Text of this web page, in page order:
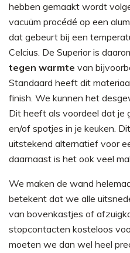
hebben gemaakt wordt
vacuüm procédé op een
dat gebeurt bij een
Celcius. De Superior is
tegen warmte van
Standaard heeft dit
finish. We kunnen het
Dit heeft als voordeel dat je
en/of spotjes in je keuken.
uitstekend alternatief voor
daarnaast is het ook veel
We maken de wand
betekent dat we alle
van bovenkastjes of
stopcontacten kosteloos
moeten we dan wel heel